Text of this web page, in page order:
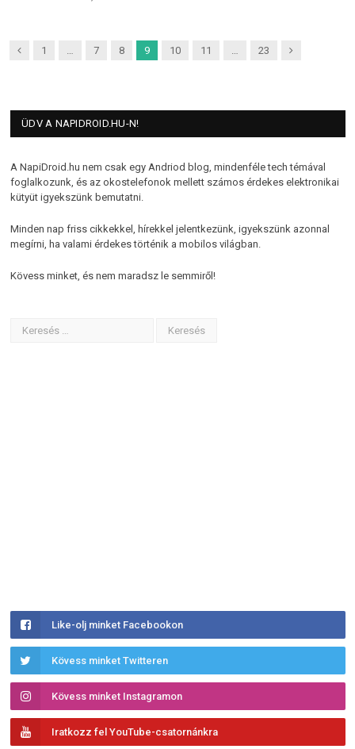
Previous
1 7 8 9 10 11 23 Next
ÜDV A NAPIDROID.HU-N!
A NapiDroid.hu nem csak egy Andriod blog, mindenféle tech témával
foglalkozunk, és az okostelefonok mellett számos érdekes elektronikai
kütyüt igyekszünk bemutatni.
Minden nap friss cikkekkel, hírekkel jelentkezünk, igyekszünk azonnal
megírni, ha valami érdekes történik a mobilos világban.
Kövess minket, és nem maradsz le semmiről!
Like-olj minket Facebookon
Kövess minket Twitteren
Kövess minket Instagramon
Iratkozz fel YouTube-csatornánkra